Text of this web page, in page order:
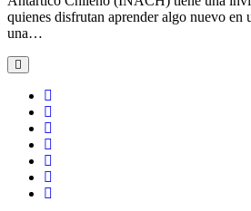
quienes disfrutan aprender algo nuevo en
una…